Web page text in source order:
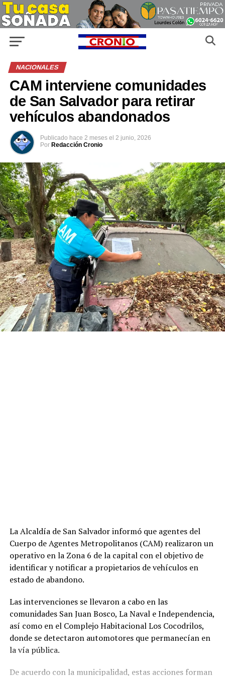
NACIONALES
CAM interviene comunidades
de San Salvador para retirar
vehículos abandonados
Publicado hace 2 meses el 2 junio, 2026
Por Redacción Cronio
La Alcaldía de San Salvador informó que agentes del
Cuerpo de Agentes Metropolitanos (CAM) realizaron un
operativo en la Zona 6 de la capital con el objetivo de
identificar y notificar a propietarios de vehículos en
estado de abandono.
Las intervenciones se llevaron a cabo en las
comunidades San Juan Bosco, La Naval e Independencia,
así como en el Complejo Habitacional Los Cocodrilos,
donde se detectaron automotores que permanecían en
la vía pública.
De acuerdo con la municipalidad, estas acciones forman